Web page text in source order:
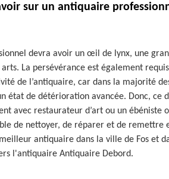
sur un antiquaire
devra avoir un œil de lynx, une
La persévérance est également
de l’antiquaire, car dans la majorité
état de détérioration avancée. Donc, ce
avec restaurateur d’art ou un ébéniste
de nettoyer, de réparer et de remettre
antiquaire dans la ville de Fos et
l'antiquaire Antiquaire Debord.